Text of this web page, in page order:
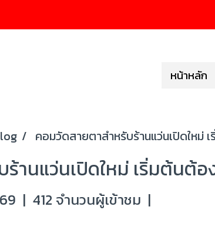
หน้าหลัก
คอมวัดสายตาสำหรับร้านแว่นเปิดใหม่
านแว่นเปิดใหม่ เริ่มต้นต้อ
| 412 จำนวนผู้เข้าชม |